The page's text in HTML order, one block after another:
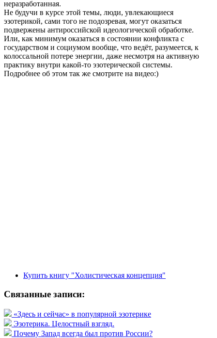
неразработанная.
Не будучи в курсе этой темы, люди, увлекающиеся
эзотерикой, сами того не подозревая, могут оказаться
подвержены антироссийской идеологической обработке.
Или, как минимум оказаться в состоянии конфликта с
государством и социумом вообще, что ведёт, разумеется, к
колоссальной потере энергии, даже несмотря на активную
практику внутри какой-то эзотерической системы.
Подробнее об этом так же смотрите на видео:)
Купить книгу "Холистическая концепция"
Связанные записи:
«Здесь и сейчас» в популярной эзотерике
Эзотерика. Целостный взгляд.
Почему Запад всегда был против России?